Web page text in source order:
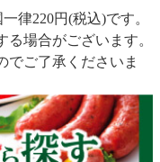
律220円(税込)です。
場合がございます。
でご了承くださいま